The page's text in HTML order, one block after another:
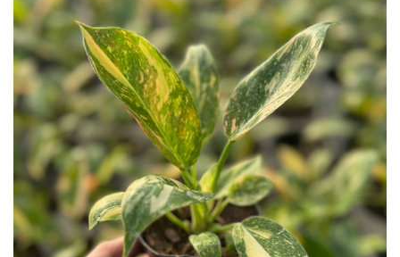
観葉植物特集
葉の色から
フィロデンドロン：グリーンコンゴ バリエ
セール
観葉植物アロイド（サトイモ科）セール フィロデンドロン：グ